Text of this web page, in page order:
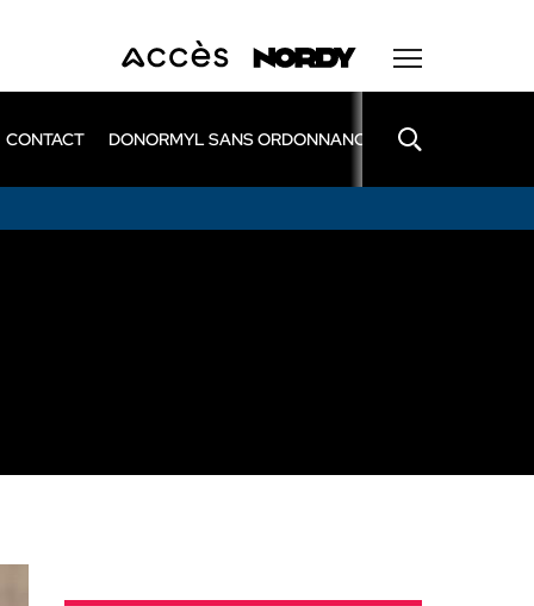
CONTACT DONORMYL SANS ORDONNANCE LEXOMIL SANS